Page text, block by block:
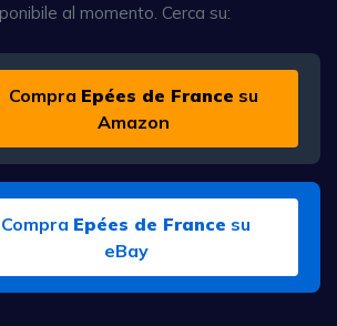
al momento. Cerca su:
Compra Epées de France su
Amazon
Compra Epées de France su
eBay